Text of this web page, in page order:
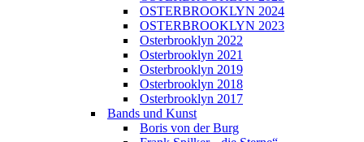
OSTERBROOKLYN 2024
OSTERBROOKLYN 2023
Osterbrooklyn 2022
Osterbrooklyn 2021
Osterbrooklyn 2019
Osterbrooklyn 2018
Osterbrooklyn 2017
Bands und Kunst
Boris von der Burg